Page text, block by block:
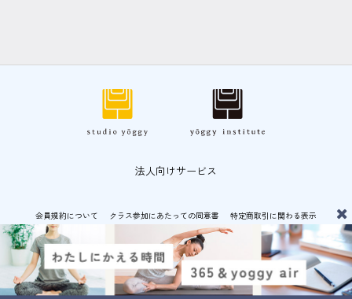
法人向けサービス
会員規約について クラス参加にあたっての同意書
特定商取引に関わる表示
プライバシーポリシー
© CF-LAB CO.,LTD 運営：CF-LAB 株式会社